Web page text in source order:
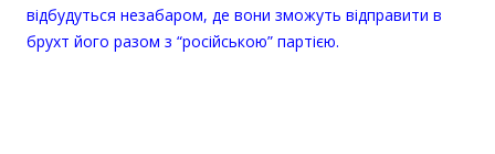
відбудуться незабаром, де вони зможуть відправити в
брухт його разом з “російською” партією.